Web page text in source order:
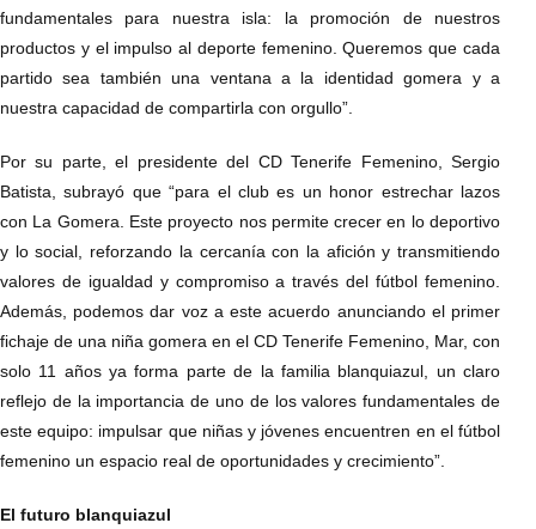
fundamentales para nuestra isla: la promoción de nuestros
productos y el impulso al deporte femenino. Queremos que cada
partido sea también una ventana a la identidad gomera y a
nuestra capacidad de compartirla con orgullo”.
Por su parte, el presidente del CD Tenerife Femenino, Sergio
Batista, subrayó que “para el club es un honor estrechar lazos
con La Gomera. Este proyecto nos permite crecer en lo deportivo
y lo social, reforzando la cercanía con la afición y transmitiendo
valores de igualdad y compromiso a través del fútbol femenino.
Además, podemos dar voz a este acuerdo anunciando el primer
fichaje de una niña gomera en el CD Tenerife Femenino, Mar, con
solo 11 años ya forma parte de la familia blanquiazul, un claro
reflejo de la importancia de uno de los valores fundamentales de
este equipo: impulsar que niñas y jóvenes encuentren en el fútbol
femenino un espacio real de oportunidades y crecimiento”.
El futuro blanquiazul